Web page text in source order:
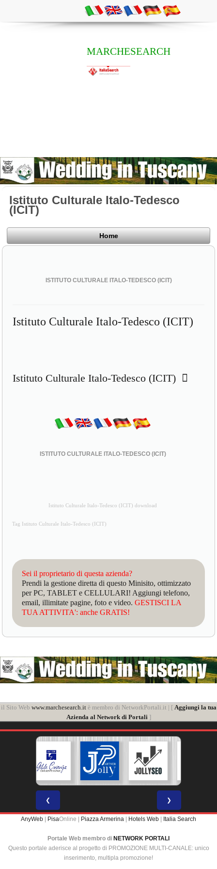
MARCHESEARCH
Istituto Culturale Italo-Tedesco
(ICIT)
Home
ISTITUTO CULTURALE ITALO-TEDESCO (ICIT)
Istituto Culturale Italo-Tedesco (ICIT)
Istituto Culturale Italo-Tedesco (ICIT)
ISTITUTO CULTURALE ITALO-TEDESCO (ICIT)
Istituto Culturale Italo-Tedesco (ICIT) download
Tag Istituto Culturale Italo-Tedesco (ICIT)
Sei il proprietario di questa azienda?
Prendi la gestione diretta di questo Minisito, ottimizzato
per PC, TABLET e CELLULARI! Aggiungi telefono,
email, illimitate pagine, foto e video.GESTISCI LA
TUA ATTIVITA': anche GRATIS!
il Sito Web www.marchesearch.itè membro di NetworkPortali.it | [ Aggiungi la tua
Azienda al Network di Portali]
❮ ❯
AnyWeb PisaOnline | Piazza Armerina Hotels Web Italia Search
Portale Web membro di NETWORK PORTALI
Questo portale aderisce al progetto di PROMOZIONE MULTI-CANALE: unico
inserimento, multipla promozione!